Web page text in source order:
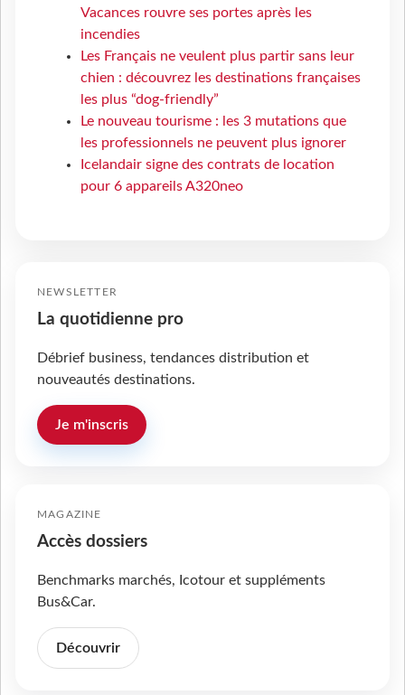
Vacances rouvre ses portes après les
incendies
Les Français ne veulent plus partir sans leur
chien : découvrez les destinations françaises
les plus “dog-friendly”
Le nouveau tourisme : les 3 mutations que
les professionnels ne peuvent plus ignorer
Icelandair signe des contrats de location
pour 6 appareils A320neo
NEWSLETTER
La quotidienne pro
Débrief business, tendances distribution et
nouveautés destinations.
Je m'inscris
MAGAZINE
Accès dossiers
Benchmarks marchés, Icotour et suppléments
Bus&Car.
Découvrir